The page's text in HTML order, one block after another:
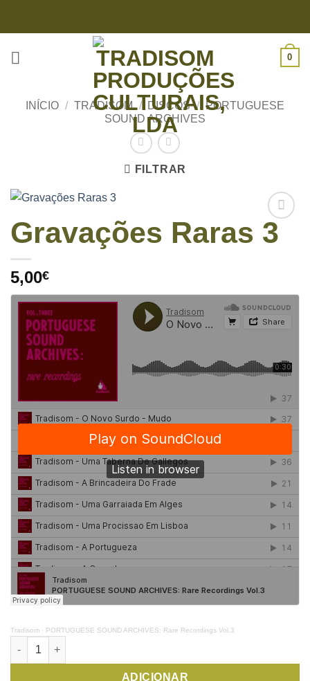
0
INÍCIO / TRADISOM / DISCOS / PORTUGUESE
SOUND ARCHIVES
FILTRAR
Gravações Raras 3
5,00€
Tradisom · PORTUGUESE SOUND ARCHIVES: Rare Recordings Vol.3
Quantidade de Gravações Raras 3
ADICIONAR